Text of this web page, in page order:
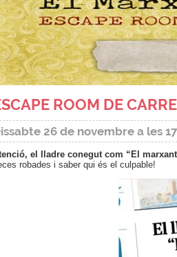
ROOM DE
26 de novembre a les
el lladre conegut com “El
robades i saber qui és el culpable!